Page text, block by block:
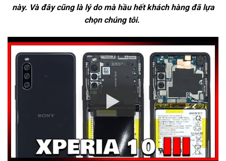
này. Và đây cũng là lý do mà hầu hết khách hàng đã lựa
chọn chúng tôi.